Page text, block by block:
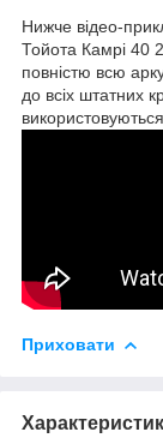
Нижче відео-
Тойота Камрі 40
повністю всю
до всіх штатних
Приховати